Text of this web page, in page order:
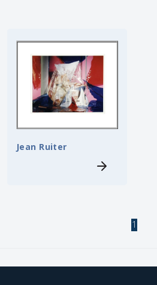
Jean Ruiter
1